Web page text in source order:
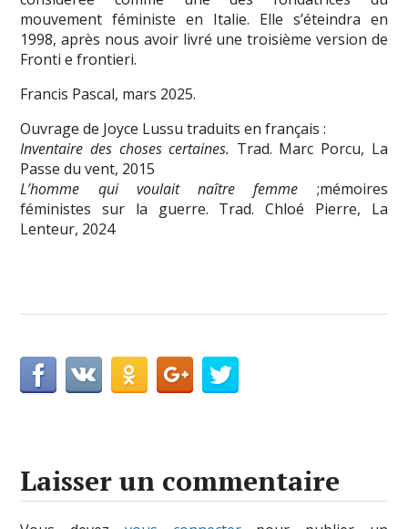
mouvement féministe en Italie. Elle s’éteindra en
1998, après nous avoir livré une troisième version de
Fronti e frontieri.
Francis Pascal, mars 2025.
Ouvrage de Joyce Lussu traduits en français :
Inventaire des choses certaines. Trad. Marc Porcu, La
Passe du vent, 2015
L’homme qui voulait naître femme ;mémoires
féministes sur la guerre. Trad. Chloé Pierre, La
Lenteur, 2024
Laisser un commentaire